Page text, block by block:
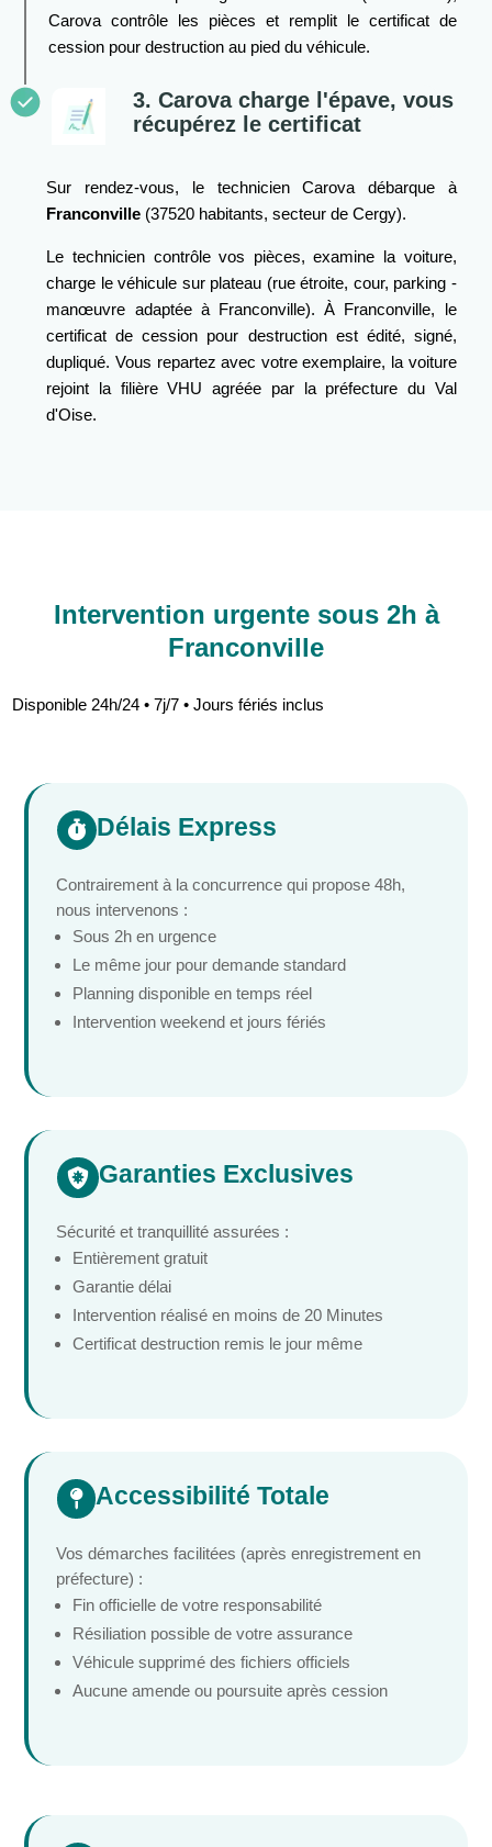
Carova contrôle les pièces et remplit le certificat de
cession pour destruction au pied du véhicule.
3. Carova charge l'épave, vous
récupérez le certificat
Sur rendez-vous, le technicien Carova débarque à
Franconville (37520 habitants, secteur de Cergy).
Le technicien contrôle vos pièces, examine la voiture,
charge le véhicule sur plateau (rue étroite, cour, parking -
manœuvre adaptée à Franconville). À Franconville, le
certificat de cession pour destruction est édité, signé,
dupliqué. Vous repartez avec votre exemplaire, la voiture
rejoint la filière VHU agréée par la préfecture du Val
d'Oise.
Intervention urgente sous 2h à
Franconville
Disponible 24h/24 • 7j/7 • Jours fériés inclus
 Délais Express
Contrairement à la concurrence qui propose 48h,
nous intervenons :
Sous 2h en urgence
Le même jour pour demande standard
Planning disponible en temps réel
Intervention weekend et jours fériés
 Garanties Exclusives
Sécurité et tranquillité assurées :
Entièrement gratuit
Garantie délai
Intervention réalisé en moins de 20 Minutes
Certificat destruction remis le jour même
 Accessibilité Totale
Vos démarches facilitées (après enregistrement en
préfecture) :
Fin officielle de votre responsabilité
Résiliation possible de votre assurance
Véhicule supprimé des fichiers officiels
Aucune amende ou poursuite après cession